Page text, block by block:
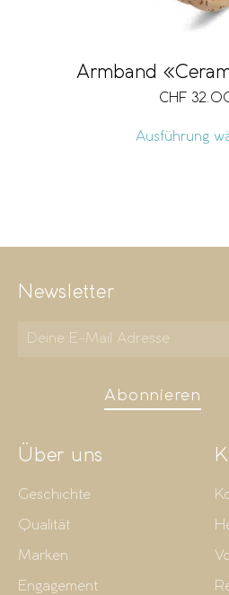
Armband
CHF
Ausführung
Newsletter
Abonnieren
Über uns
Geschichte
Qualität
Marken
Engagement